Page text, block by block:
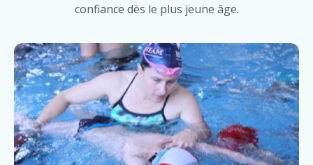
confiance dès le plus jeune âge.